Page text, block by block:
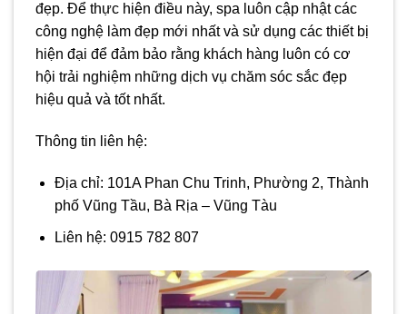
đẹp. Để thực hiện điều này, spa luôn cập nhật các
công nghệ làm đẹp mới nhất và sử dụng các thiết bị
hiện đại để đảm bảo rằng khách hàng luôn có cơ
hội trải nghiệm những dịch vụ chăm sóc sắc đẹp
hiệu quả và tốt nhất.
Thông tin liên hệ:
Địa chỉ: 101A Phan Chu Trinh, Phường 2, Thành
phố Vũng Tầu, Bà Rịa – Vũng Tàu
Liên hệ: 0915 782 807